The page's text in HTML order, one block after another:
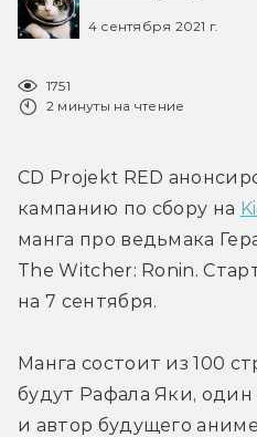
4 сентября 2021 г.
1751
2 минуты на чтение
CD Projekt RED
кампанию по сбору на
манга про ведьмака
The Witcher: Ronin.
на 7 сентября.
Манга состоит из 100
будут Рафала Яки,
и автор будущего